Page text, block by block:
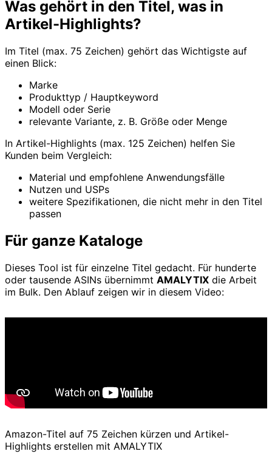
Was gehört in den Titel, was in
Artikel-Highlights?
Im Titel (max. 75 Zeichen) gehört das Wichtigste auf
einen Blick:
Marke
Produkttyp / Hauptkeyword
Modell oder Serie
relevante Variante, z. B. Größe oder Menge
In Artikel-Highlights (max. 125 Zeichen) helfen Sie
Kunden beim Vergleich:
Material und empfohlene Anwendungsfälle
Nutzen und USPs
weitere Spezifikationen, die nicht mehr in den Titel
passen
Für ganze Kataloge
Dieses Tool ist für einzelne Titel gedacht. Für hunderte
oder tausende ASINs übernimmt AMALYTIX die Arbeit
im Bulk. Den Ablauf zeigen wir in diesem Video:
Amazon-Titel auf 75 Zeichen kürzen und Artikel-
Highlights erstellen mit AMALYTIX